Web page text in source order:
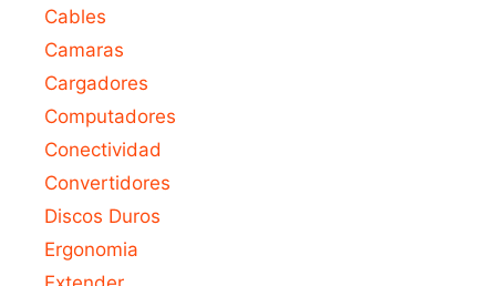
Cables
Camaras
Cargadores
Computadores
Conectividad
Convertidores
Discos Duros
Ergonomia